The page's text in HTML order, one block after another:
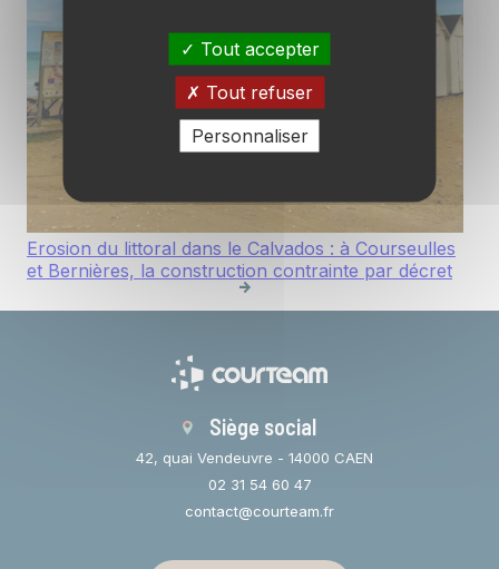
Erosion du littoral dans le Calvados : à Courseulles
et Bernières, la construction contrainte par décret
Siège social
42, quai Vendeuvre - 14000 CAEN
02 31 54 60 47
contact@courteam.fr
Tout accepter
Tout refuser
Personnaliser